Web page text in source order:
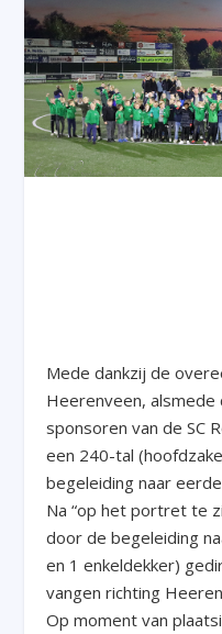
Mede dankzij de
Heerenveen, alsmede
sponsoren van de SC
een 240-tal
begeleiding naar
Na “op het portret te
door de begeleiding
en 1 enkeldekker)
vangen richting
Op moment van